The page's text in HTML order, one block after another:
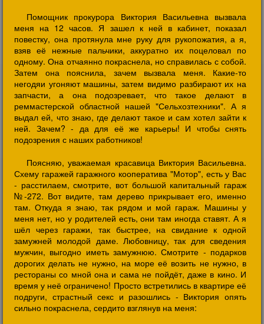
Помощник прокурора Виктория Васильевна вызвала
меня на 12 часов. Я зашел к ней в кабинет, показал
повестку, она протянула мне руку для рукопожатия, а я,
взяв её нежные пальчики, аккуратно их поцеловал по
одному. Она отчаянно покраснела, но справилась с собой.
Затем она пояснила, зачем вызвала меня. Какие-то
негодяи угоняют машины, затем видимо разбирают их на
запчасти, а она подозревает, что такое делают в
реммастерской областной нашей "Сельхозтехники". А я
выдал ей, что знаю, где делают такое и сам хотел зайти к
ней. Зачем? - да для её же карьеры! И чтобы снять
подозрения с наших работников!
Поясняю, уважаемая красавица Виктория Васильевна.
Схему гаражей гаражного кооператива "Мотор", есть у Вас
- расстилаем, смотрите, вот большой капитальный гараж
№-272. Вот видите, там дерево прикрывает его, именно
там. Откуда я знаю, так рядом и мой гараж. Машины у
меня нет, но у родителей есть, они там иногда ставят. А я
шёл через гаражи, так быстрее, на свидание к одной
замужней молодой даме. Любовницу, так для сведения
мужчин, выгодно иметь замужнюю. Смотрите - подарков
дорогих делать не нужно, на море её возить не нужно, в
рестораны со мной она и сама не пойдёт, даже в кино. И
время у неё ограничено! Просто встретились в квартире её
подруги, страстный секс и разошлись - Виктория опять
сильно покраснела, сердито взглянув на меня: